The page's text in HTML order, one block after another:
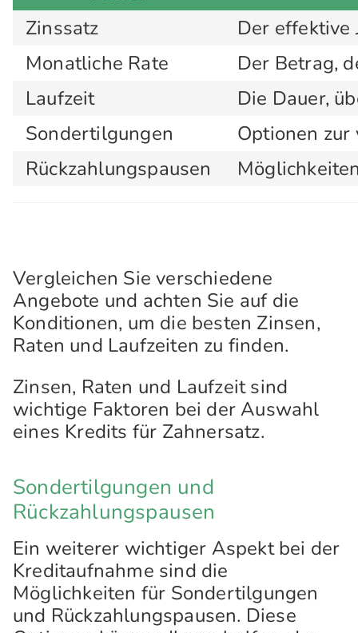
Zinssatz
Der effektive
Monatliche Rate
Der Betrag,
Laufzeit
Die Dauer,
Sondertilgungen
Optionen zur
Rückzahlungspausen
Vergleichen Sie verschiedene
Angebote und achten Sie auf die
Konditionen, um die besten Zinsen,
Raten und Laufzeiten zu finden.
Zinsen, Raten und Laufzeit sind
wichtige Faktoren bei der Auswahl
eines Kredits für Zahnersatz.
Sondertilgungen und
Rückzahlungspausen
Ein weiterer wichtiger Aspekt bei der
Kreditaufnahme sind die
Möglichkeiten für Sondertilgungen
und Rückzahlungspausen. Diese